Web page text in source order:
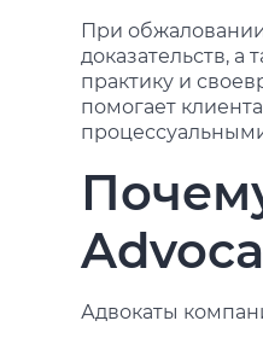
При
доказательств, а
практику и
помогает
Адвокаты